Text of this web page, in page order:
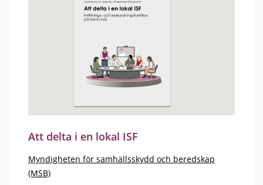
Att delta i en lokal ISF
Myndigheten för samhällsskydd och beredskap
(MSB)